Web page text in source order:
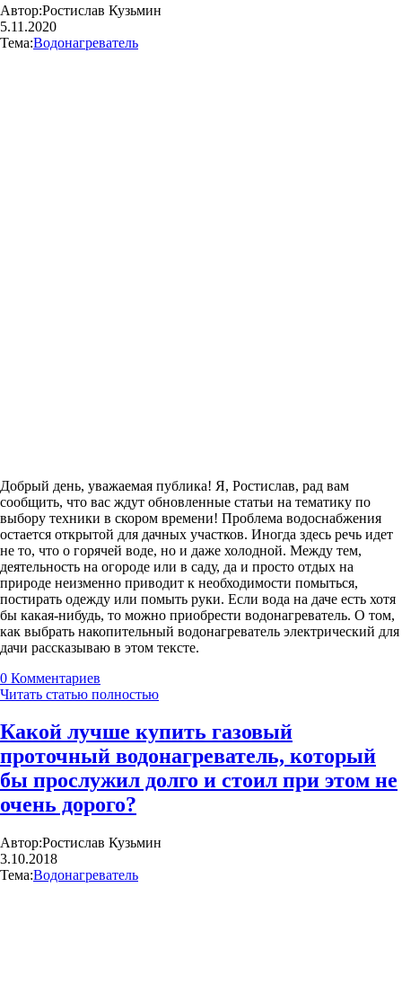
Автор:Ростислав Кузьмин
5.11.2020
Тема:Водонагреватель
Добрый день, уважаемая публика! Я, Ростислав, рад вам
сообщить, что вас ждут обновленные статьи на тематику по
выбору техники в скором времени! Проблема водоснабжения
остается открытой для дачных участков. Иногда здесь речь идет
не то, что о горячей воде, но и даже холодной. Между тем,
деятельность на огороде или в саду, да и просто отдых на
природе неизменно приводит к необходимости помыться,
постирать одежду или помыть руки. Если вода на даче есть хотя
бы какая-нибудь, то можно приобрести водонагреватель. О том,
как выбрать накопительный водонагреватель электрический для
дачи рассказываю в этом тексте.
0 Комментариев
Читать статью полностью
Какой лучше купить газовый
проточный водонагреватель, который
бы прослужил долго и стоил при этом не
очень дорого?
Автор:Ростислав Кузьмин
3.10.2018
Тема:Водонагреватель